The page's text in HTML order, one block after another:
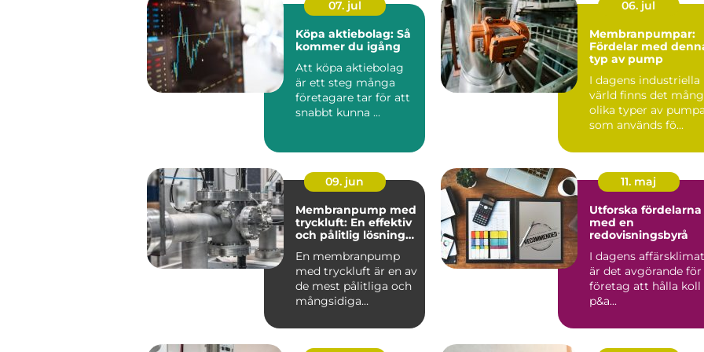
07. jul
Köpa aktiebolag: Så
kommer du igång
Att köpa aktiebolag
är ett steg många
företagare tar för att
snabbt kunna ...
06. jul
Membranpumpar:
Fördelar med
typ av pump
I dagens industriella
värld finns det
olika typer av
som används fö...
09. jun
Membranpump med
tryckluft: En effektiv
och pålitlig lösning
En membranpump
med tryckluft är en av
de mest pålitliga och
mångsidiga
11. maj
Utforska fördelarna
med en
redovisningsbyrå
I dagens affärsklimat
är det avgörande för
företag att hålla koll
p&a...